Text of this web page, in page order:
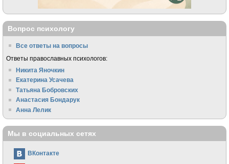
Вопрос психологу
Все ответы на вопросы
Ответы православных психологов:
Никита Яночкин
Екатерина Усачева
Татьяна Бобровских
Анастасия Бондарук
Анна Лелик
Мы в социальных сетях
ВКонтакте